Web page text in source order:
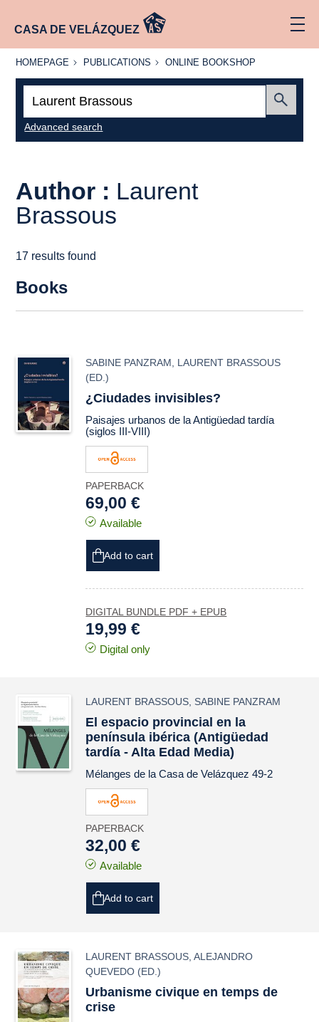
CASA DE VELÁZQUEZ
HOMEPAGE
HOMEPAGE PUBLICATIONS
PUBLICATIONS
ONLINE
ONLINE BOOKSHOP
Advanced search
Author : Laurent
Brassous
17 results found
Books
SABINE PANZRAM
LAURENT BRASSOUS
(ED.)
¿Ciudades invisibles?
Paisajes urbanos de la Antigüedad tardía
(siglos III-VIII)
PAPERBACK
69,00 €
Available
Add to cart
DIGITAL BUNDLE PDF + EPUB
19,99 €
Digital only
LAURENT BRASSOUS SABINE PANZRAM
El espacio provincial en la
península ibérica (Antigüedad
tardía - Alta Edad Media)
Mélanges de la Casa de Velázquez 49-2
PAPERBACK
32,00 €
Available
Add to cart
LAURENT BRASSOUS ,ALEJANDRO
QUEVEDO (ED.)
Urbanisme civique en temps de
crise